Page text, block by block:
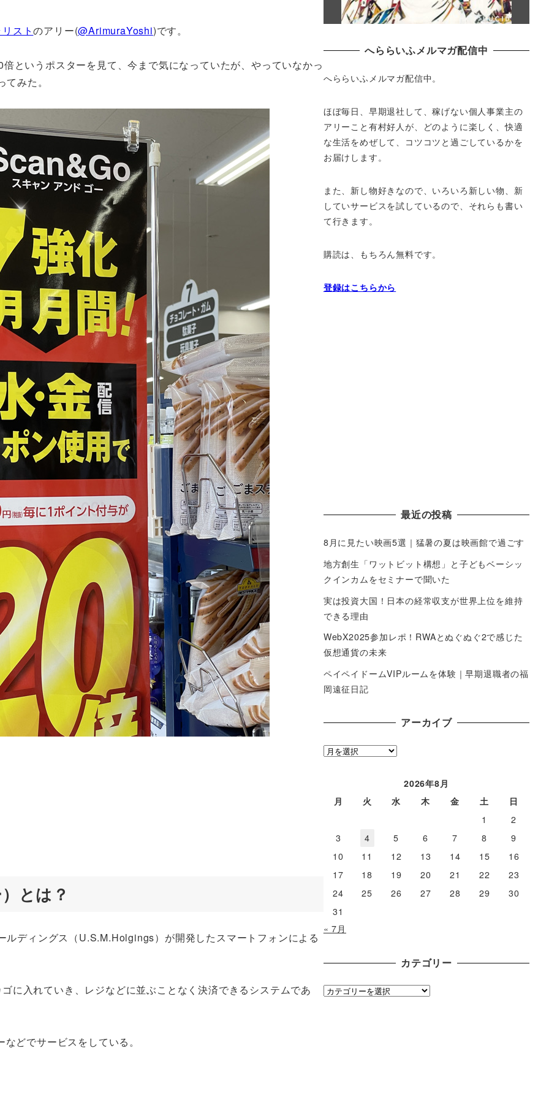
ストのアリー(@ArimuraYoshi)です。
というポスターを見て、今まで気になっていたが、やっていなかっ
みた。
とは？
ディングス（U.S.M.Holgings）が開発したスマートフォンによる
に入れていき、レジなどに並ぶことなく決済できるシステムであ
どでサービスをしている。
へららいふメルマガ配信中
へららいふメルマガ配信中。
ほぼ毎日、早期退社して、稼げない個人事業主の
アリーこと有村好人が、どのように楽しく、快適
な生活をめぜして、 コツコツと過ごしているかを
お届けします。
また、新し物好きなので、いろいろ新しい物、 新
していサービスを試しているので、それらも書い
て行きます。
購読は、もちろん無料です。
登録はこちらから
最近の投稿
8月に見たい映画5選｜猛暑の夏は映画館で過ごす
地方創生「ワットビット構想」と子どもベーシッ
クインカムをセミナーで聞いた
実は投資大国！日本の経常収支が世界上位を維持
できる理由
WebX2025参加レポ！RWAとぬぐぬぐ2で感じた
仮想通貨の未来
ペイペイドームVIPルームを体験｜早期退職者の福
岡遠征日記
アーカイブ
ア
2026年8月
月
火 水 木 金 土
日
1
2
3
4 5 6 7 8
9
10
11 12 13 14 15
16
17
18 19 20 21 22
23
24
25 26 27 28 29
30
31
« 7月
カテゴリー
カ